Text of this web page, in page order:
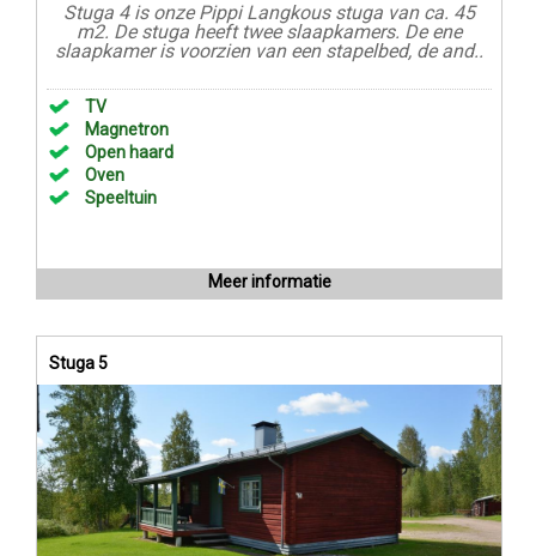
Stuga 4 is onze Pippi Langkous stuga van ca. 45
m2. De stuga heeft twee slaapkamers. De ene
slaapkamer is voorzien van een stapelbed, de and..
TV
Magnetron
Open haard
Oven
Speeltuin
Meer informatie
Stuga 5